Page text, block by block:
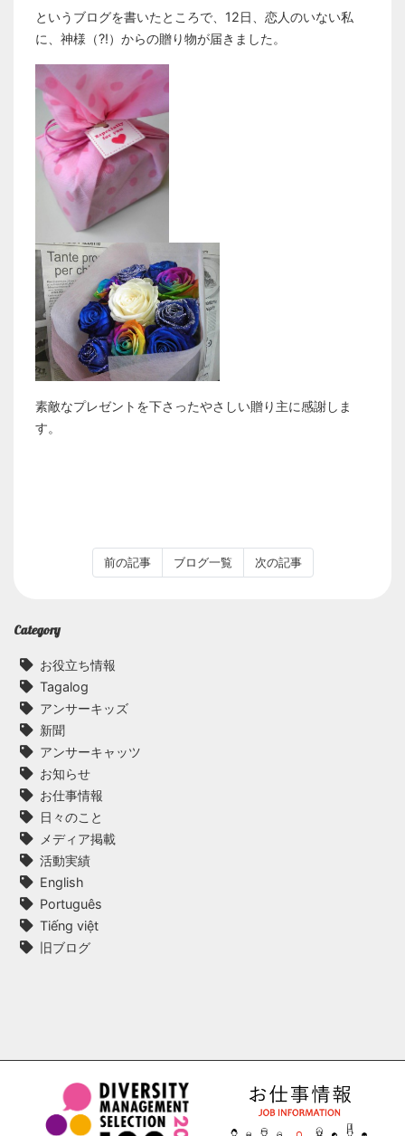
というブログを書いたところで、12日、恋人のいない私
に、神様（?!）からの贈り物が届きました。
素敵なプレゼントを下さったやさしい贈り主に感謝しま
す。
前の記事 ブログ一覧 次の記事
Category
お役立ち情報
Tagalog
アンサーキッズ
新聞
アンサーキャッツ
お知らせ
お仕事情報
日々のこと
メディア掲載
活動実績
English
Português
Tiếng việt
旧ブログ